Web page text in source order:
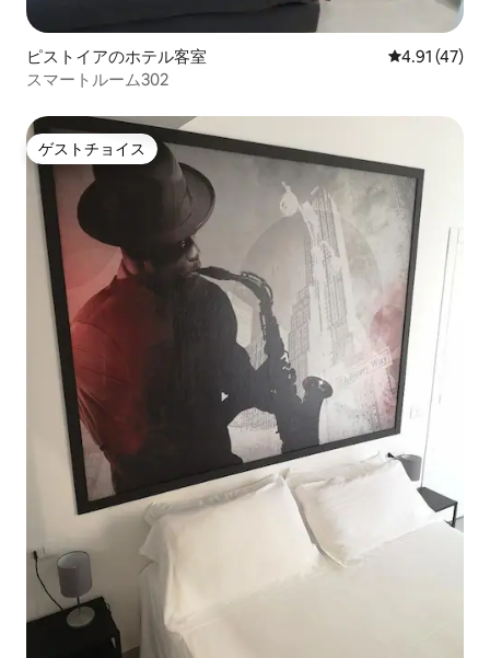
ピストイアのホテル客室 レビュー47
4.91 (47)
スマートルーム302
ゲストチョイス
ゲストチョイス